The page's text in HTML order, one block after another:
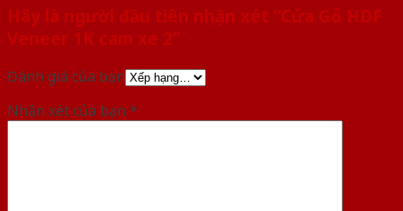
Hãy là người đầu tiên nhận xét “Cửa Gỗ HDF
Veneer 1K cam xe 2”
Đánh giá của bạn
Nhận xét của bạn *